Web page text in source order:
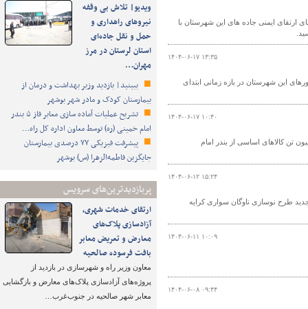
ویدیو| تلاش بی وقفه
نیروهای راهداری و
حمل و نقل جاده‌ای
استان لرستان در مرز
مهران…
ببینید| بازدید وزیر بهداشت و درمان از
بیمارستان کودک و مادر شهر بوشهر
تشریح عملیات آماده سازی معابر فاز ۵ بندر
امام خمینی (ره) توسط معاون اداره کل راه…
پیشرفت فیزیکی ۷۷ درصدی بیمارستان
جایگزین فاطمه‌الزهرا (س) بوشهر
پربازدیدترین‌های سرویس
ارتقای خدمات شهری،
آزادسازی پلاک‌های
معارض و تعریض معابر
بافت فرسوده صالحیه
معاون وزیر راه و شهرسازی در بازدید از
پروژه‌های آزادسازی پلاک‌های معارض و بازگشایی
معابر شهر صالحیه در جنوب‌غرب…
ارتقای ایمنی جاده های این شهرستان با
۱۴۰۴-۰۶-۱۷ ۱۳:۳۵
از نصب ۱۱۰۰ مسیرنمای جدید در محورهای این شهرستان در بازه زمانی ابتدای
۱۴۰۴-۰۶-۱۷ ۱۰:۴۰
و حمل و نقل جاده ای خوزستان گفت: از ابتدای سال جاری بیش از ۷ میلیون تن کالاهای اساسی از بندر امام
۱۴۰۴-۰۶-۱۲ ۱۵:۲۴
طرح نوسازی ناوگان سواری کرایه
۱۴۰۴-۰۶-۱۱ ۱۰:۰۹
۱۴۰۴-۰۶-۰۸ ۰۹:۴۴